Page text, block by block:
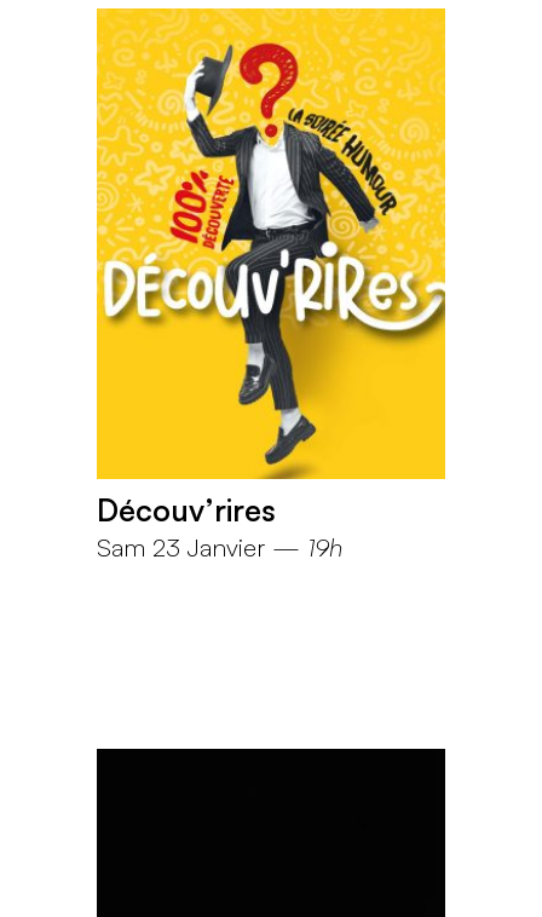
Découv’rires
Sam 23 Janvier — 19h